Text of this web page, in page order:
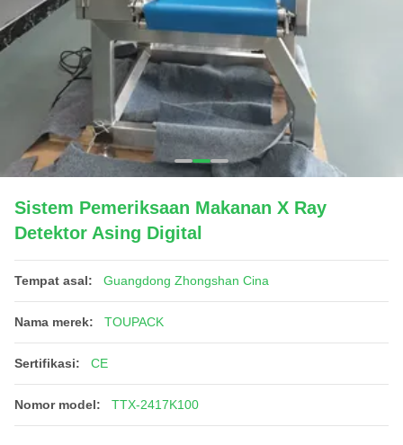
Sistem Pemeriksaan Makanan X Ray
Detektor Asing Digital
Tempat asal: Guangdong Zhongshan Cina
Nama merek: TOUPACK
Sertifikasi: CE
Nomor model: TTX-2417K100